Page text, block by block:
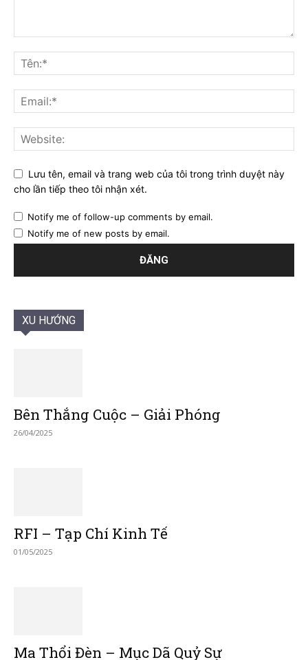
Lưu tên, email và trang web của tôi trong trình duyệt này
cho lần tiếp theo tôi nhận xét.
Notify me of follow-up comments by email.
Notify me of new posts by email.
XU HƯỚNG
Bên Thắng Cuộc – Giải Phóng
26/04/2025
RFI – Tạp Chí Kinh Tế
01/05/2025
Ma Thổi Đèn – Mục Dã Quỷ Sự